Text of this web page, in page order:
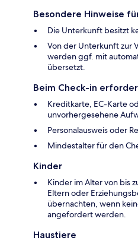
Besondere Hinweise
Die Unterkunft besitzt
Von der Unterkunft zur
werden ggf. mit
übersetzt.
Beim Check-in
Kreditkarte, EC-Karte
unvorhergesehene
Personalausweis oder
Mindestalter für den
Kinder
Kinder im Alter von bis
Eltern oder
übernachten, wenn
angefordert werden.
Haustiere